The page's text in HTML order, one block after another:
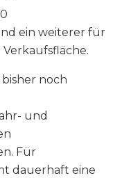
ein weiterer für
noch
und
Für
dauerhaft eine